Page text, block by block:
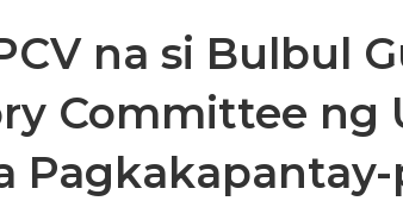
na si Bulbul
Committee ng